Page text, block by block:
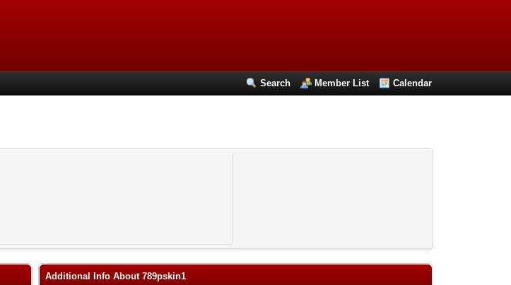
Search Member List Calendar
Additional Info About 789pskin1